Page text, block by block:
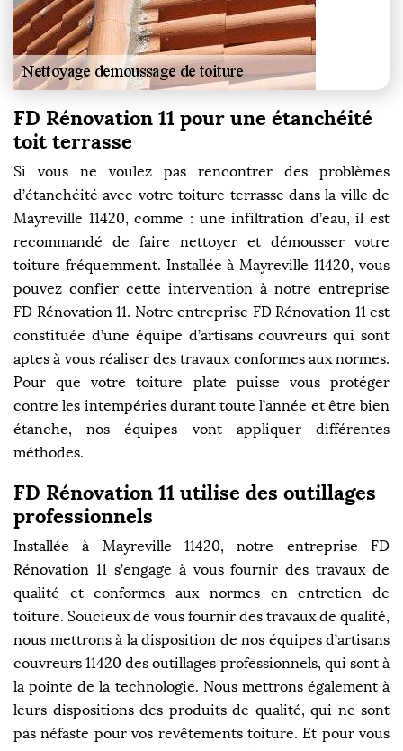
FD Rénovation 11 pour une étanchéité
toit terrasse
Si vous ne voulez pas rencontrer des problèmes
d’étanchéité avec votre toiture terrasse dans la ville de
Mayreville 11420, comme : une infiltration d’eau, il est
recommandé de faire nettoyer et démousser votre
toiture fréquemment. Installée à Mayreville 11420, vous
pouvez confier cette intervention à notre entreprise
FD Rénovation 11. Notre entreprise FD Rénovation 11 est
constituée d’une équipe d’artisans couvreurs qui sont
aptes à vous réaliser des travaux conformes aux normes.
Pour que votre toiture plate puisse vous protéger
contre les intempéries durant toute l’année et être bien
étanche, nos équipes vont appliquer différentes
méthodes.
FD Rénovation 11 utilise des outillages
professionnels
Installée à Mayreville 11420, notre entreprise FD
Rénovation 11 s’engage à vous fournir des travaux de
qualité et conformes aux normes en entretien de
toiture. Soucieux de vous fournir des travaux de qualité,
nous mettrons à la disposition de nos équipes d’artisans
couvreurs 11420 des outillages professionnels, qui sont à
la pointe de la technologie. Nous mettrons également à
leurs dispositions des produits de qualité, qui ne sont
pas néfaste pour vos revêtements toiture. Et pour vous